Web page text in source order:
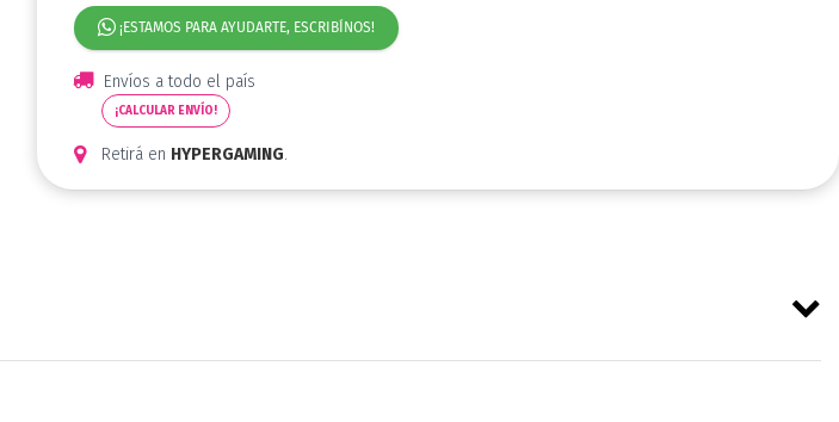
¡ESTAMOS PARA AYUDARTE, ESCRIBÍNOS!
Envíos a todo el país
¡CALCULAR ENVÍO!
Retirá en HYPERGAMING.